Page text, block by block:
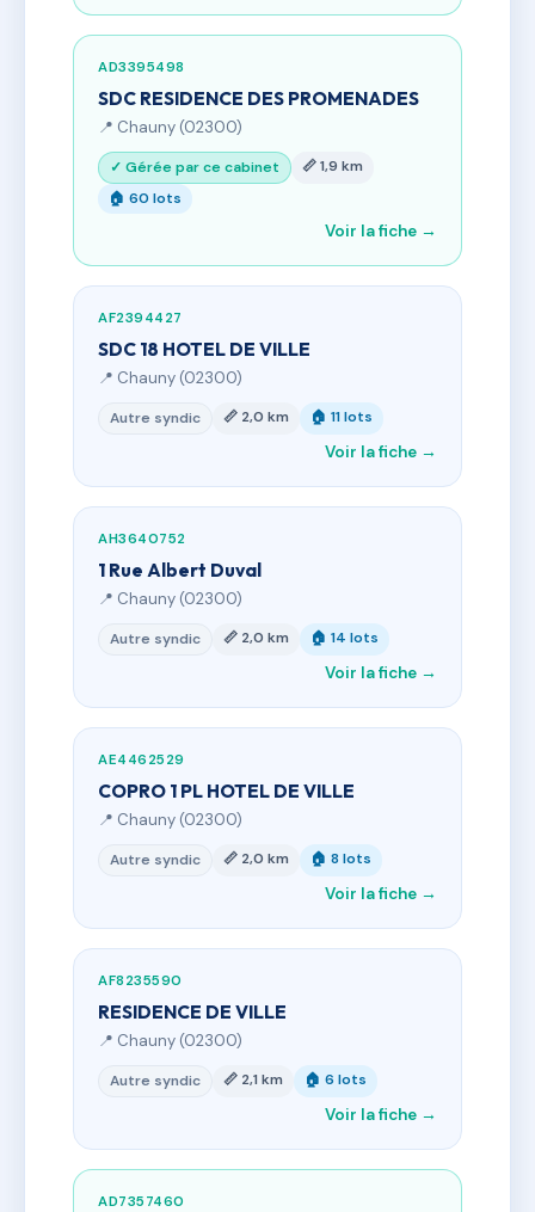
AD3395498
SDC RESIDENCE DES PROMENADES
📍 Chauny (02300)
✓ Gérée par ce cabinet
📏 1,9 km
🏠 60 lots
Voir la fiche →
AF2394427
SDC 18 HOTEL DE VILLE
📍 Chauny (02300)
Autre syndic 📏 2,0 km 🏠 11 lots
Voir la fiche →
AH3640752
1 Rue Albert Duval
📍 Chauny (02300)
Autre syndic 📏 2,0 km 🏠 14 lots
Voir la fiche →
AE4462529
COPRO 1 PL HOTEL DE VILLE
📍 Chauny (02300)
Autre syndic 📏 2,0 km 🏠 8 lots
Voir la fiche →
AF8235590
RESIDENCE DE VILLE
📍 Chauny (02300)
Autre syndic 📏 2,1 km 🏠 6 lots
Voir la fiche →
AD7357460